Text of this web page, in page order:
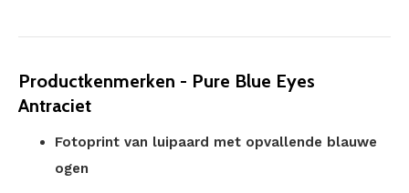
Productkenmerken - Pure Blue Eyes
Antraciet
Fotoprint van luipaard met opvallende blauwe
ogen